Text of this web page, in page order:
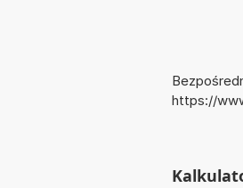
https://